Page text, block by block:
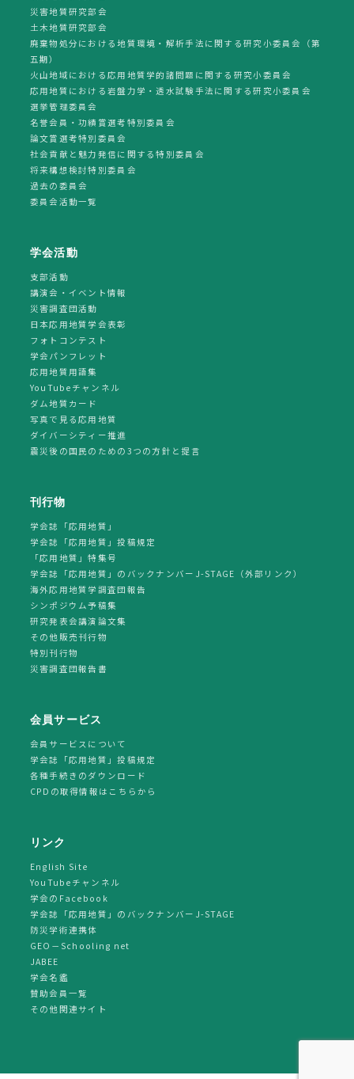
災害地質研究部会
土木地質研究部会
廃棄物処分における地質環境・解析手法に関する研究小委員会（第
五期）
火山地域における応用地質学的諸問題に関する研究小委員会
応用地質における岩盤力学・透水試験手法に関する研究小委員会
選挙管理委員会
名誉会員・功績賞選考特別委員会
論文賞選考特別委員会
社会貢献と魅力発信に関する特別委員会
将来構想検討特別委員会
過去の委員会
委員会活動一覧
学会活動
支部活動
講演会・イベント情報
災害調査団活動
日本応用地質学会表彰
フォトコンテスト
学会パンフレット
応用地質用語集
YouTubeチャンネル
ダム地質カード
写真で見る応用地質
ダイバーシティー推進
震災後の国民のための3つの方針と提言
刊行物
学会誌「応用地質」
学会誌「応用地質」投稿規定
「応用地質」特集号
学会誌「応用地質」のバックナンバーJ-STAGE（外部リンク）
海外応用地質学調査団報告
シンポジウム予稿集
研究発表会講演論文集
その他販売刊行物
特別刊行物
災害調査団報告書
会員サービス
会員サービスについて
学会誌「応用地質」投稿規定
各種手続きのダウンロード
CPDの取得情報はこちらから
リンク
English Site
YouTubeチャンネル
学会のFacebook
学会誌「応用地質」のバックナンバーJ-STAGE
防災学術連携体
GEO－Schooling net
JABEE
学会名鑑
賛助会員一覧
その他関連サイト